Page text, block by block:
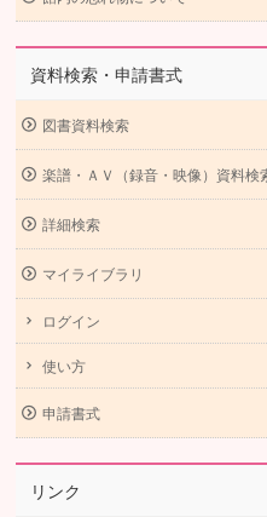
資料検索・申請書式
図書資料検索
楽譜・ＡＶ（録音・映像）資料検
詳細検索
マイライブラリ
ログイン
使い方
申請書式
リンク